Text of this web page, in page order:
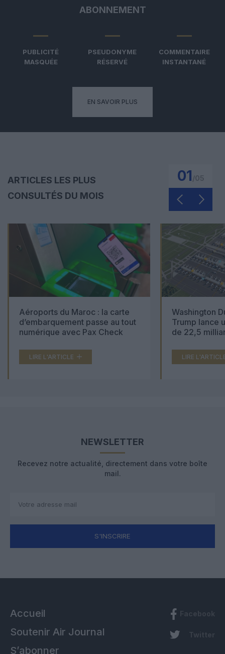
ABONNEMENT
PUBLICITÉ
MASQUÉE
PSEUDONYME
RÉSERVÉ
COMMENTAIRE
INSTANTANÉ
EN SAVOIR PLUS
ARTICLES LES PLUS
CONSULTÉS DU MOIS
01
Aéroports du Maroc : la carte
d’embarquement passe au tout
numérique avec Pax Check
LIRE L'ARTICLE
Washington
Trump lance
de 22,5
LIRE
NEWSLETTER
Recevez notre actualité, directement dans votre boîte
mail.
S'INSCRIRE
Accueil
Soutenir Air Journal
S’abonner